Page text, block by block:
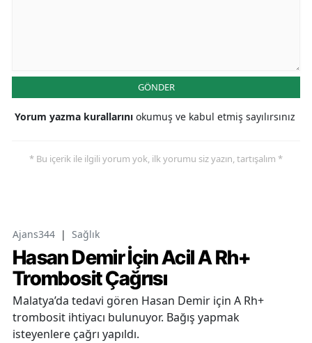
GÖNDER
Yorum yazma kurallarını okumuş ve kabul etmiş sayılırsınız
* Bu içerik ile ilgili yorum yok, ilk yorumu siz yazın, tartışalım *
Ajans344 | Sağlık
Hasan Demir İçin Acil A Rh+
Trombosit Çağrısı
Malatya’da tedavi gören Hasan Demir için A Rh+
trombosit ihtiyacı bulunuyor. Bağış yapmak
isteyenlere çağrı yapıldı.